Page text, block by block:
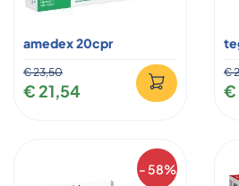
amedex 20cpr
€ 23,50
€ 21,54
€
€
- 58%